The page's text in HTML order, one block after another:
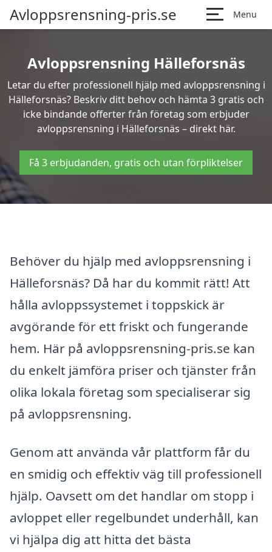
Avloppsrensning-pris.se Menu
Avloppsrensning Hälleforsnäs
Letar du efter professionell hjälp med avloppsrensning i
Hälleforsnäs? Beskriv ditt behov och hämta 3 gratis och
icke bindande offerter från företag som erbjuder
avloppsrensning i Hälleforsnäs – direkt här.
Få 3 erbjudanden, gratis och utan förpliktelser
Behöver du hjälp med avloppsrensning i
Hälleforsnäs? Då har du kommit rätt! Att
hålla avloppssystemet i toppskick är
avgörande för ett friskt och fungerande
hem. Här på avloppsrensning-pris.se kan
du enkelt jämföra priser och tjänster från
olika lokala företag som specialiserar sig
på avloppsrensning.
Genom att använda vår plattform får du
en smidig och effektiv väg till professionell
hjälp. Oavsett om det handlar om stopp i
avloppet eller regelbundet underhåll, kan
vi hjälpa dig att hitta det bästa